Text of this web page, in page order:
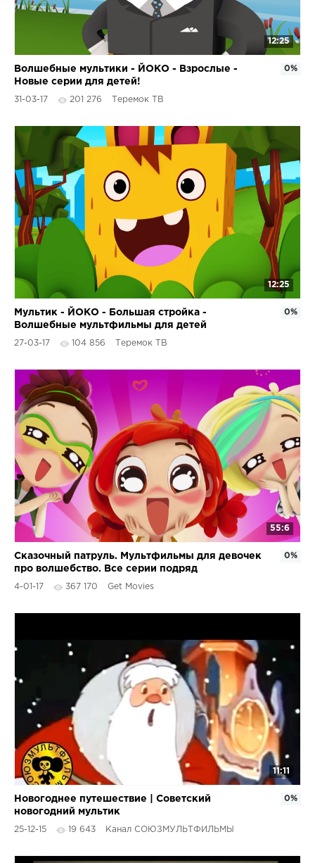
12:25
Волшебные мультики - ЙОКО - Взрослые -
Новые серии для детей!
31-03-17 201 276 Теремок ТВ
0%
12:25
Мультик - ЙОКО - Большая стройка -
Волшебные мультфильмы для детей
27-03-17 104 856 Теремок ТВ
0%
55:6
Сказочный патруль. Мультфильмы для девочек
про волшебство. Все серии подряд
4-01-17 367 170 Get Movies
0%
11:11
Новогоднее путешествие | Советский
новогодний мультик
25-12-15 19 643 Канал СОЮЗМУЛЬТФИЛЬМЫ
0%